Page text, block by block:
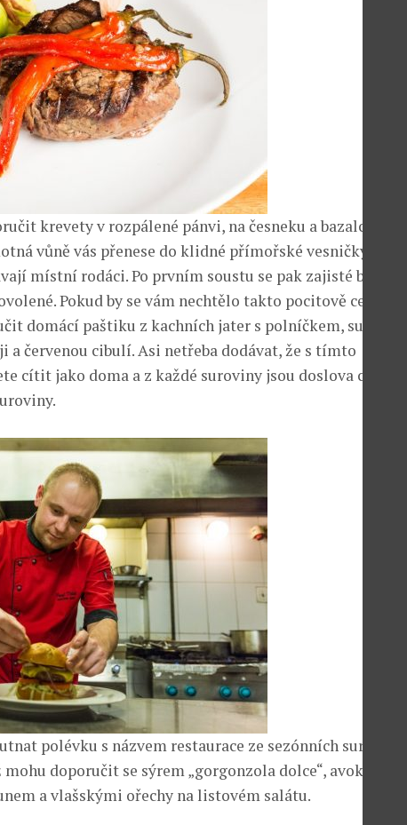
krevety v rozpálené pánvi, na česneku a bazalce s
vůně vás přenese do klidné přímořské vesničky, kde si
místní rodáci. Po prvním soustu se pak zajisté budete
Pokud by se vám nechtělo takto pocitově cestovat,
domácí paštiku z kachních jater s polníčkem, sušenými
a červenou cibulí. Asi netřeba dodávat, že s tímto
cítit jako doma a z každé suroviny jsou doslova cítit
polévku s názvem restaurace ze sezónních surovin
doporučit se sýrem „gorgonzola dolce“, avokádem,
a vlašskými ořechy na listovém salátu.